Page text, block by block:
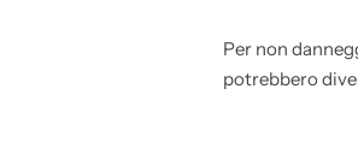
Per non
potrebbero